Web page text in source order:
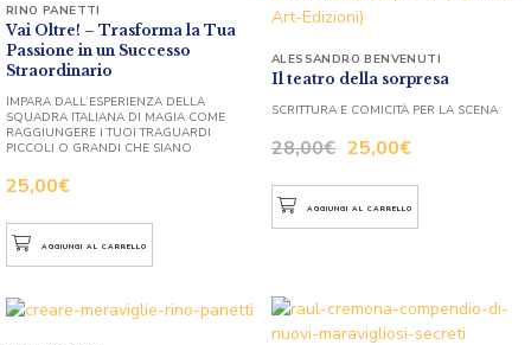
Vai Oltre! – Trasforma la Tua
Passione in un Successo
Straordinario
25,00€
RINO PANETTI
IMPARA DALL’ESPERIENZA DELLA
SQUADRA ITALIANA DI MAGIA COME
RAGGIUNGERE I TUOI TRAGUARDI
PICCOLI O GRANDI CHE SIANO
AGGIUNGI AL CARRELLO
Il teatro della sorpresa
28,00€ 25,00€
ALESSANDRO BENVENUTI
SCRITTURA E COMICITÀ PER LA SCENA
AGGIUNGI AL CARRELLO